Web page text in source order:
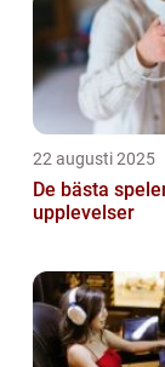
22 augusti 2025
De bästa
upplevelser